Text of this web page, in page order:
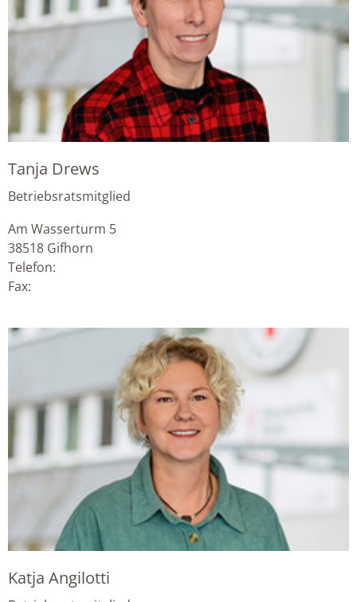
Tanja Drews
Betriebsratsmitglied
Am Wasserturm 5
38518 Gifhorn
Telefon:
Fax:
Katja Angilotti